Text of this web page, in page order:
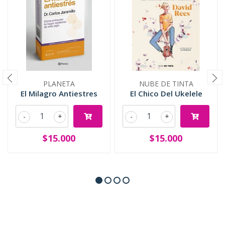
PLANETA
El Milagro Antiestres
+
-
$15.000
NUBE DE TINTA
El Chico Del Ukelele
+
-
$15.000